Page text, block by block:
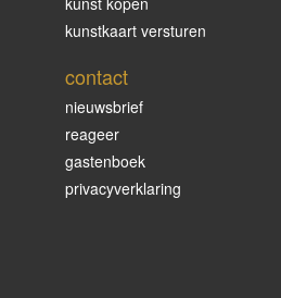
kunstkaart versturen
contact
nieuwsbrief
reageer
gastenboek
privacyverklaring